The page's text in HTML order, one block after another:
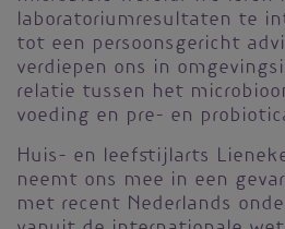
laboratoriumresultaten te
tot een persoonsgericht
verdiepen ons in
relatie tussen het
voeding en pre- en
Huis- en leefstijlarts
neemt ons mee in een
met recent Nederlands